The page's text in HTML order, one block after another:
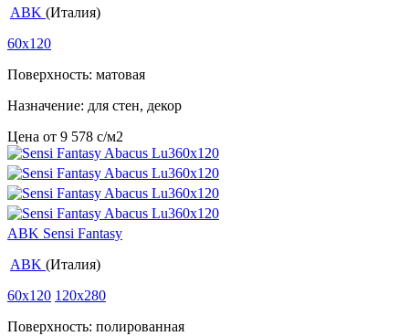
ABK (Италия)
60x120
Поверхность: матовая
Назначение: для стен, декор
Цена от 9 578 c/м2
ABK Sensi Fantasy
ABK (Италия)
60x120 120x280
Поверхность: полированная